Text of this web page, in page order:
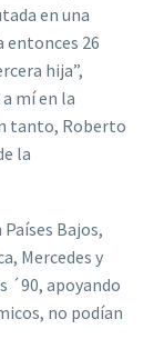
en una
entonces 26
hija”,
mí en la
tanto, Roberto
la
Bajos,
Mercedes y
´90, apoyando
no podían